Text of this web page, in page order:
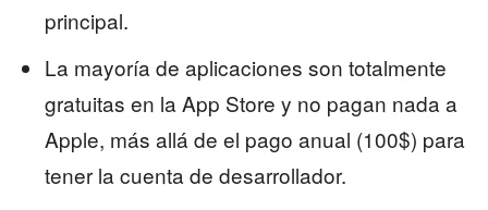
principal.
La mayoría de aplicaciones son totalmente
gratuitas en la App Store y no pagan nada a
Apple, más allá de el pago anual (100$) para
tener la cuenta de desarrollador.